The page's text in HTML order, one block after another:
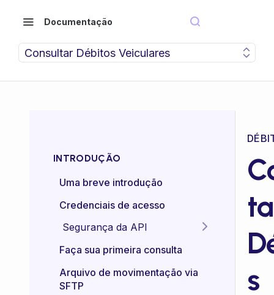
Documentação
Consultar Débitos Veiculares
INTRODUÇÃO
Uma breve introdução
Credenciais de acesso
Segurança da API
Idempotência das APIs
Certificado mTLS
Faça sua primeira consulta
Arquivo de movimentação via
SFTP
s